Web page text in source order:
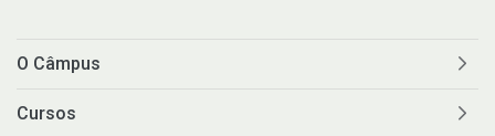
O Câmpus
Cursos